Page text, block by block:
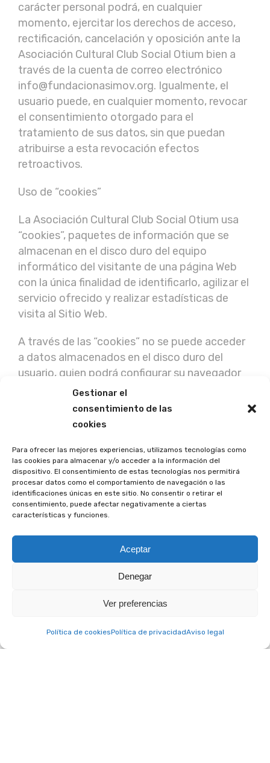
Gestionar el
consentimiento de las
cookies
Para ofrecer las mejores experiencias, utilizamos tecnologías como
las cookies para almacenar y/o acceder a la información del
dispositivo. El consentimiento de estas tecnologías nos permitirá
procesar datos como el comportamiento de navegación o las
identificaciones únicas en este sitio. No consentir o retirar el
consentimiento, puede afectar negativamente a ciertas
características y funciones.
Aceptar
Denegar
Ver preferencias
Política de cookiesPolítica de privacidadAviso legal
carácter personal podrá, en cualquier
momento, ejercitar los derechos de acceso,
rectificación, cancelación y oposición ante la
Asociación Cultural Club Social Otium bien a
través de la cuenta de correo electrónico
info@fundacionasimov.org. Igualmente, el
usuario puede, en cualquier momento, revocar
el consentimiento otorgado para el
tratamiento de sus datos, sin que puedan
atribuirse a esta revocación efectos
retroactivos.
Uso de “cookies”
La Asociación Cultural Club Social Otium usa
“cookies”, paquetes de información que se
almacenan en el disco duro del equipo
informático del visitante de una página Web
con la única finalidad de identificarlo, agilizar el
servicio ofrecido y realizar estadísticas de
visita al Sitio Web.
A través de las “cookies” no se puede acceder
a datos almacenados en el disco duro del
usuario, quien podrá configurar su navegador
para permitir que se instalen dichas “cookies” o
rechazarlas.
https://fundacionasimov.org/politica-de-
cookies/
Política de privacidad|Política de cookies